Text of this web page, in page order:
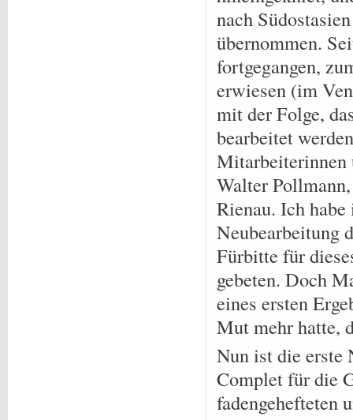
nach
übernommen.
fortgegangen,
erwiesen (im
mit der Folge,
bearbeitet
Walter
Rienau. Ich
Neubearbeitung
Fürbitte für
gebeten. Doch
eines ersten
Mut mehr hatte,
Nun ist die erste
Complet für die
fadengehefteten